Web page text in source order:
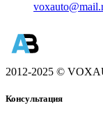
2012-2025 ©
Консультация